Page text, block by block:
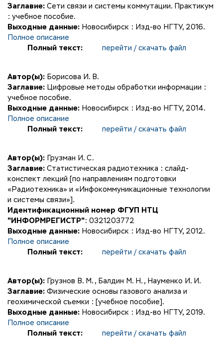
Заглавие: Сети связи и системы коммутации. Практикум
: учебное пособие.
Выходные данные: Новосибирск : Изд-во НГТУ, 2016.
Полное описание
Полный текст:
перейти / скачать файл
Автор(ы): Борисова И. В.
Заглавие: Цифровые методы обработки информации :
учебное пособие.
Выходные данные: Новосибирск : Изд-во НГТУ, 2014.
Полное описание
Полный текст:
перейти / скачать файл
Автор(ы): Грузман И. С.
Заглавие: Статистическая радиотехника : слайд-
конспект лекций [по направлениям подготовки
«Радиотехника» и «Инфокоммуникационные технологии
и системы связи»].
Идентификационный номер ФГУП НТЦ
"ИНФОРМРЕГИСТР": 0321203772
Выходные данные: Новосибирск : Изд-во НГТУ, 2012.
Полное описание
Полный текст:
перейти / скачать файл
Автор(ы): Грузнов В. М. , Балдин М. Н. , Науменко И. И.
Заглавие: Физические основы газового анализа и
геохимической съемки : [учебное пособие].
Выходные данные: Новосибирск : Изд-во НГТУ, 2019.
Полное описание
Полный текст:
перейти / скачать файл